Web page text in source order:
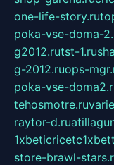
one-life-story.ru
poka-vse-doma-
g2012.rutst-1.ru
g-2012.ruops-
poka-vse-
tehosmotre.ru
raytor-d.ru
store-brawl-